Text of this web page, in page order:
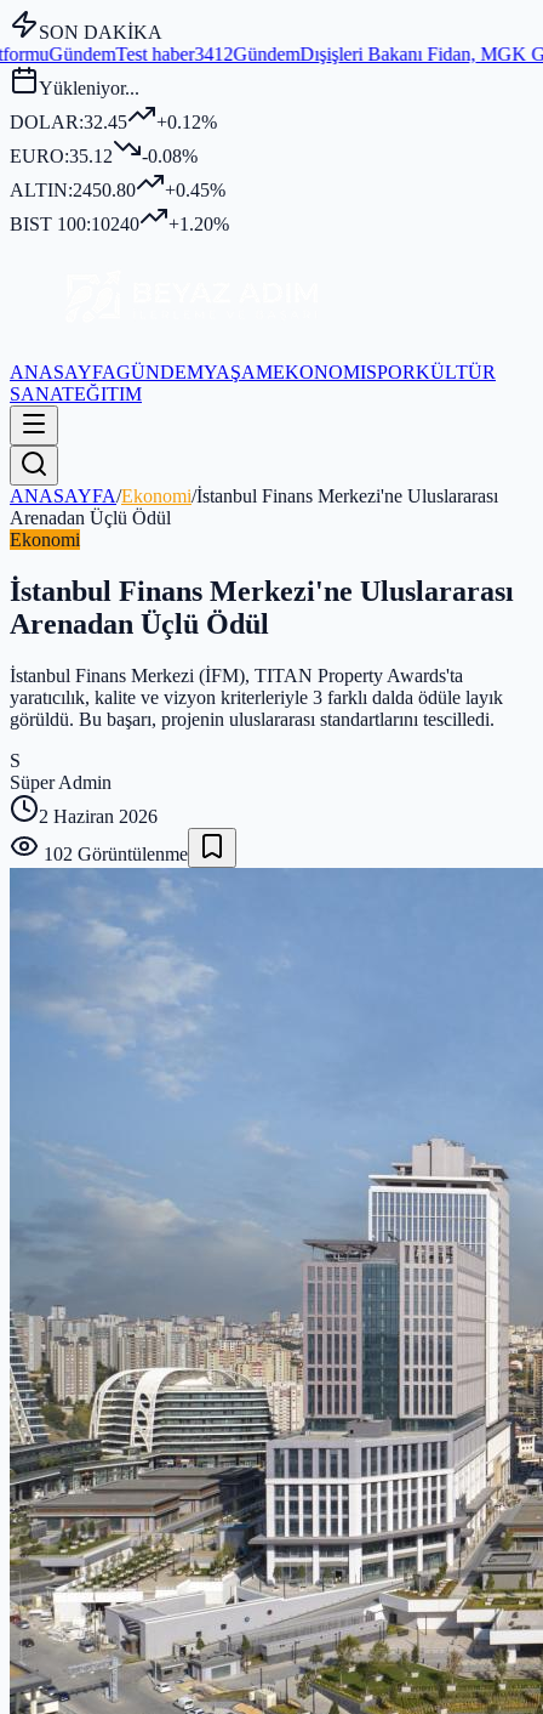
SON DAKİKA
haber3412GündemDışişleri Bakanı Fidan, MGK Genel
Yükleniyor...
DOLAR:32.45
+0.12%
EURO:35.12
-0.08%
ALTIN:2450.80
+0.45%
BIST 100:10240 +1.20%
ANASAYFAGÜNDEMYAŞAMEKONOMISPORKÜLTÜR
SANATEĞITIM
ANASAYFA/Ekonomi/İstanbul Finans Merkezi'ne Uluslararası
Arenadan Üçlü Ödül
Ekonomi
İstanbul Finans Merkezi'ne Uluslararası
Arenadan Üçlü Ödül
İstanbul Finans Merkezi (İFM), TITAN Property Awards'ta
yaratıcılık, kalite ve vizyon kriterleriyle 3 farklı dalda ödüle layık
görüldü. Bu başarı, projenin uluslararası standartlarını tescilledi.
S
Süper Admin
2 Haziran 2026
102 Görüntülenme